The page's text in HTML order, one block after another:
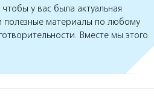
у вас была актуальная
материалы по любому
Вместе мы этого